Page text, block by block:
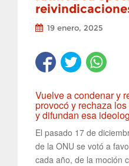
19 enero, 2025
Vuelve a condenar y
provocó y rechaza
y difundan esa
El pasado 17 de
de la ONU se votó a
cada año, de la moción